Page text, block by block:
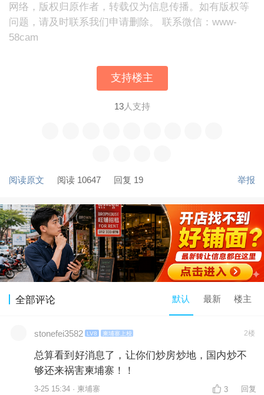
网络，版权归原作者，转载仅为信息传播。如有版权等
问题，请及时联系我们申请删除。 联系微信：www-
58cam
支持楼主
13人支持
阅读原文 阅读 10647 回复 19 举报
全部评论 默认 最新 楼主
stonefei3582 LV8 柬埔寨上校 2楼
总算看到好消息了，让你们炒房炒地，国内炒不
够还来祸害柬埔寨！！
3-25 15:34 · 柬埔寨 3 回复